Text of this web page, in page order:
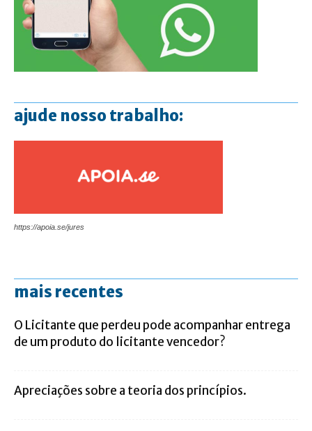
ajude nosso trabalho:
https://apoia.se/jures
mais recentes
O Licitante que perdeu pode acompanhar entrega
de um produto do licitante vencedor?
Apreciações sobre a teoria dos princípios.